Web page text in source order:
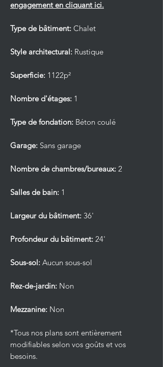
engagement en cliquant ici.
Type de bâtiment: Chalet
Style architectural: Rustique
Superficie: 1122p²
Nombre d'étages: 1
Type de fondation: Béton coulé
Garage: Sans garage
Nombre de chambres/bureaux: 2
Salles de bain: 1
Largeur du bâtiment: 36'
Profondeur du bâtiment: 24'
Sous-sol: Aucun sous-sol
Rez-de-jardin: Non
Mezzanine: Non
*Tous nos plans sont entièrement
modifiables selon vos goûts et vos
besoins.